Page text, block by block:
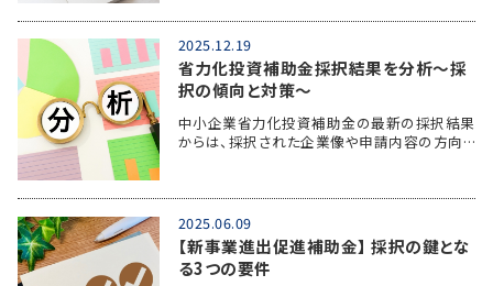
2025.12.19
省力化投資補助金採択結果を分析～採
択の傾向と対策～
中小企業省力化投資補助金の最新の採択結果
からは、採択された企業像や申請内容の方向…
2025.06.09
【新事業進出促進補助金】 採択の鍵とな
る3つの要件